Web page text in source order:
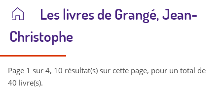
Les livres de Grangé, Jean-
Christophe
Page 1 sur 4, 10 résultat(s) sur cette page, pour un total de
40 livre(s).